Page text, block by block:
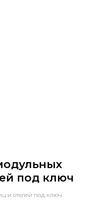
под ключ
и отелей под ключ